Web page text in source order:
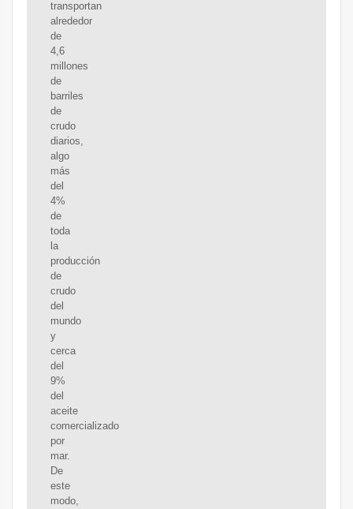
transportan
alrededor
de
4,6
millones
de
barriles
de
crudo
diarios,
algo
más
del
4%
de
toda
la
producción
de
crudo
del
mundo
y
cerca
del
9%
del
aceite
comercializado
por
mar.
De
este
modo,